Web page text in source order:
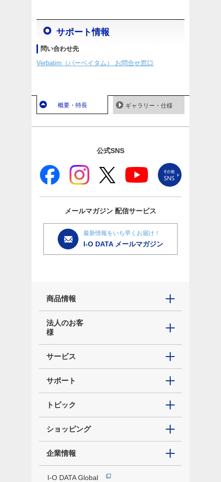
サポート情報
問い合わせ先
Verbatim（バーベイタム） お問合せ窓口
概要・特長 ギャラリー・仕様
公式SNS
メールマガジン 配信サービス
最新情報をいち早くお届け！
I-O DATA メールマガジン
商品情報
法人のお客
様
サービス
サポート
トピック
ショッピング
企業情報
I-O DATA Global